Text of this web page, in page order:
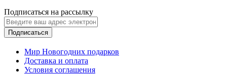
Подписаться на рассылку
Подписаться
Мир Новогодних подарков
Доставка и оплата
Условия соглашения